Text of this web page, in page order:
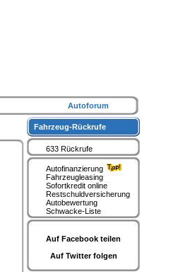
Fahrzeug-Rückrufe
633 Rückrufe
Autofinanzierung
Fahrzeugleasing
Sofortkredit online
Restschuldversicherung
Autobewertung
Schwacke-Liste
Auf Facebook teilen
Auf Twitter folgen
Autoforum